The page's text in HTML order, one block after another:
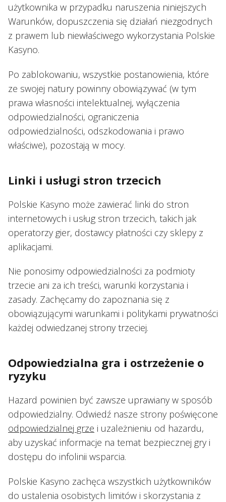
użytkownika w przypadku naruszenia niniejszych
Warunków, dopuszczenia się działań niezgodnych
z prawem lub niewłaściwego wykorzystania Polskie
Kasyno.
Po zablokowaniu, wszystkie postanowienia, które
ze swojej natury powinny obowiązywać (w tym
prawa własności intelektualnej, wyłączenia
odpowiedzialności, ograniczenia
odpowiedzialności, odszkodowania i prawo
właściwe), pozostają w mocy.
Linki i usługi stron trzecich
Polskie Kasyno może zawierać linki do stron
internetowych i usług stron trzecich, takich jak
operatorzy gier, dostawcy płatności czy sklepy z
aplikacjami.
Nie ponosimy odpowiedzialności za podmioty
trzecie ani za ich treści, warunki korzystania i
zasady. Zachęcamy do zapoznania się z
obowiązującymi warunkami i politykami prywatności
każdej odwiedzanej strony trzeciej.
Odpowiedzialna gra i ostrzeżenie o
ryzyku
Hazard powinien być zawsze uprawiany w sposób
odpowiedzialny. Odwiedź nasze strony poświęcone
odpowiedzialnej grze i uzależnieniu od hazardu,
aby uzyskać informacje na temat bezpiecznej gry i
dostępu do infolinii wsparcia.
Polskie Kasyno zachęca wszystkich użytkowników
do ustalenia osobistych limitów i skorzystania z